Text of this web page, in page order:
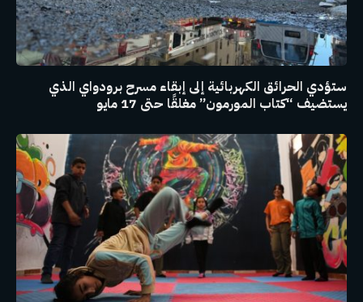
ستؤدي الحرائق الكهربائية إلى إبقاء مسرح برودواي الذي
يستضيف “كتاب المورمون” مغلقًا حتى 17 مايو